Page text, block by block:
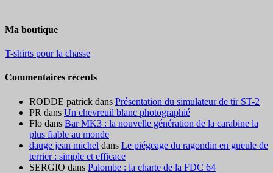
Ma boutique
T-shirts pour la chasse
Commentaires récents
RODDE patrick dans Présentation du simulateur de tir ST-2
PR dans Un chevreuil blanc photographié
Flo dans Bar MK3 : la nouvelle génération de la carabine la
plus fiable au monde
dauge jean michel dans Le piégeage du ragondin en gueule de
terrier : simple et efficace
SERGIO dans Palombe : la charte de la FDC 64